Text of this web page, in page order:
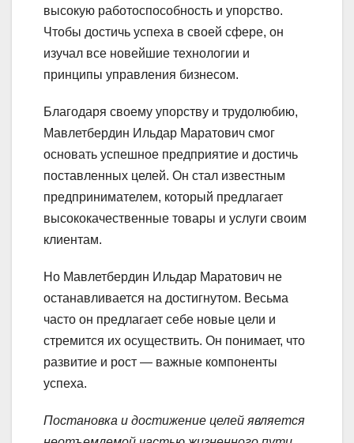
высокую работоспособность и упорство.
Чтобы достичь успеха в своей сфере, он
изучал все новейшие технологии и
принципы управления бизнесом.
Благодаря своему упорству и трудолюбию,
Мавлетбердин Ильдар Маратович смог
основать успешное предприятие и достичь
поставленных целей. Он стал известным
предпринимателем, который предлагает
высококачественные товары и услуги своим
клиентам.
Но Мавлетбердин Ильдар Маратович не
останавливается на достигнутом. Весьма
часто он предлагает себе новые цели и
стремится их осуществить. Он понимает, что
развитие и рост — важные компоненты
успеха.
Постановка и достижение целей является